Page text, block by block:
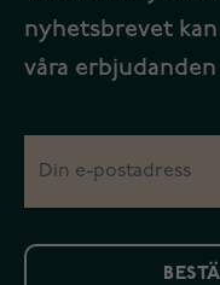
nyhetsbrevet
våra